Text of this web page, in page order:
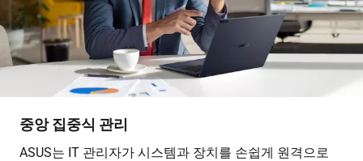
중앙 집중식 관리
ASUS는 IT 관리자가 시스템과 장치를 손쉽게 원격으로